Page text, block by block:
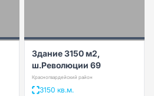
Здание 3150 м2,
ш.Революции 69
Красногвардейский район
3150 кв.м.